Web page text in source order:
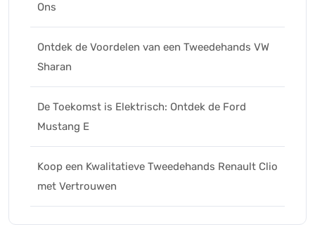
Ons
Ontdek de Voordelen van een Tweedehands VW
Sharan
De Toekomst is Elektrisch: Ontdek de Ford
Mustang E
Koop een Kwalitatieve Tweedehands Renault Clio
met Vertrouwen